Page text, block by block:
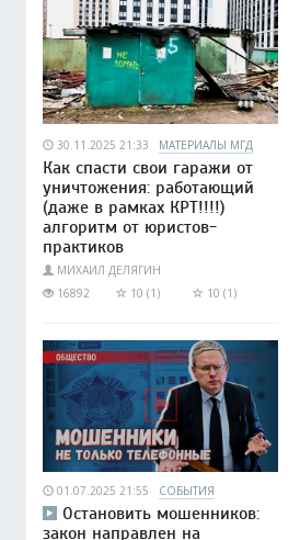
30.11.2025 21:33 МАТЕРИАЛЫ МГД
Как спасти свои гаражи от
уничтожения: работающий
(даже в рамках КРТ!!!!)
алгоритм от юристов-
практиков
МИХАИЛ ДЕЛЯГИН
16892
10 (1) 10 (1)
01.07.2025 21:55 СОБЫТИЯ
Остановить мошенников:
закон направлен на